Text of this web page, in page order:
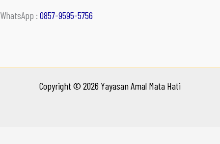
WhatsApp : 0857-9595-5756
Copyright © 2026 Yayasan Amal Mata Hati